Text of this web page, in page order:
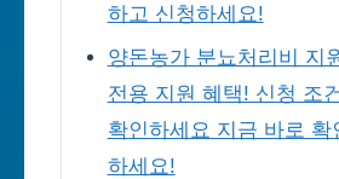
하고 신청하세요!
양돈농가 분뇨처리비 지
전용 지원 혜택! 신청 조
확인하세요 지금 바로 확
하세요!